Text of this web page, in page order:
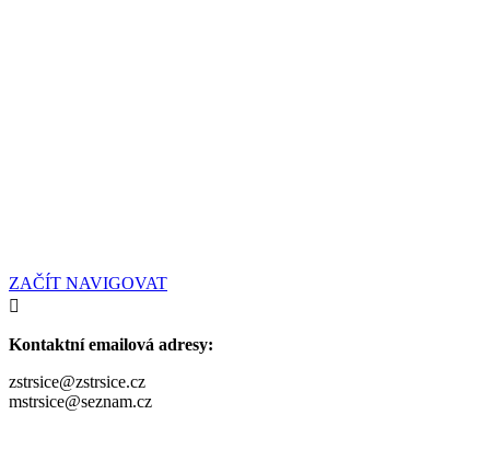
ZAČÍT NAVIGOVAT
Kontaktní emailová adresy:
zstrsice@zstrsice.cz
mstrsice@seznam.cz